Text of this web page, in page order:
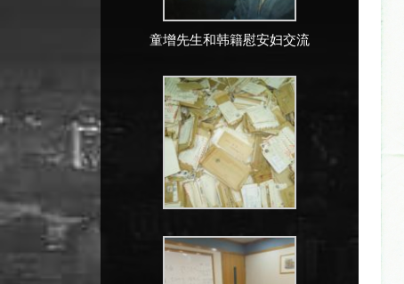
童增先生和韩籍慰安妇交流